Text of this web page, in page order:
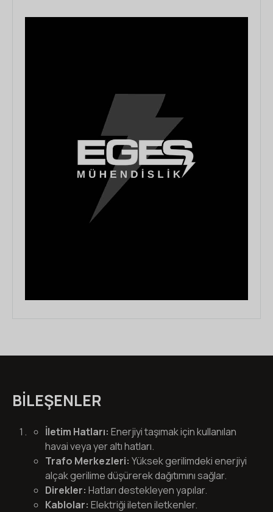
BILEŞENLER
İletim Hatları: Enerjiyi taşımak için kullanılan
havai veya yer altı hatları.
Trafo Merkezleri: Yüksek gerilimdeki enerjiyi
alçak gerilime düşürerek dağıtımını sağlar.
Direkler: Hatları destekleyen yapılar.
Kablolar: Elektriği ileten iletkenler.